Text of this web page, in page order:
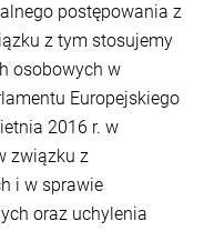
postępowania z
z tym stosujemy
osobowych w
Europejskiego
2016 r. w
związku z
i w sprawie
oraz uchylenia